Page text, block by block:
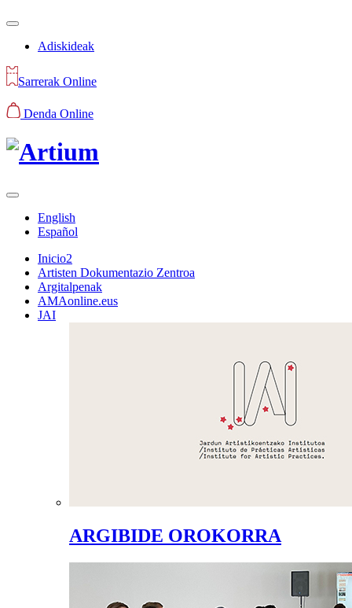
Adiskideak
Sarrerak Online
Denda Online
English
Español
Inicio2
Artisten Dokumentazio Zentroa
Argitalpenak
AMAonline.eus
JAI
ARGIBIDE OROKORRA